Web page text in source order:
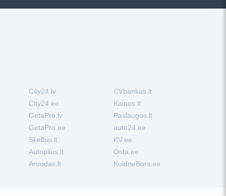
City24.lv
City24.ee
GetaPro.lv
GetaPro.ee
Skelbiu.lt
Autoplius.lt
Aruodas.lt
CVbankas.lt
Kainos.lt
Paslaugos.lt
auto24.ee
KV.ee
Osta.ee
KuldneBörs.ee